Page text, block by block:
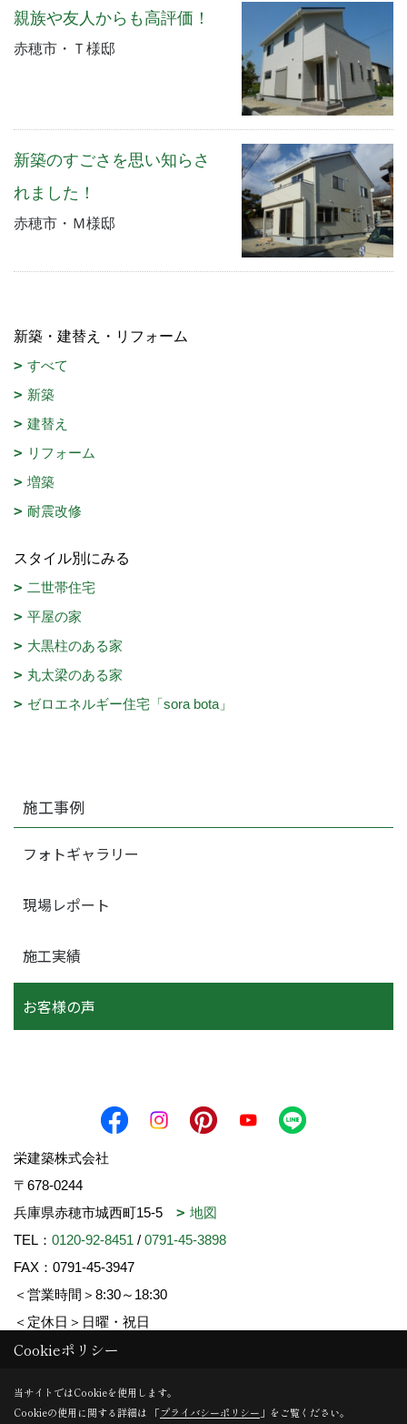
親族や友人からも高評価！
赤穂市・Ｔ様邸
新築のすごさを思い知らさ
れました！
赤穂市・Ｍ様邸
新築・建替え・リフォーム
すべて
新築
建替え
リフォーム
増築
耐震改修
スタイル別にみる
二世帯住宅
平屋の家
大黒柱のある家
丸太梁のある家
ゼロエネルギー住宅「sora bota」
施工事例
フォトギャラリー
現場レポート
施工実績
お客様の声
栄建築株式会社
〒678-0244
兵庫県赤穂市城西町15-5
地図
TEL： 0120-92-8451 / 0791-45-3898
FAX：0791-45-3947
＜営業時間＞8:30～18:30
＜定休日＞日曜・祝日
Copyright (c) SAKAE-KENCHIKU. All Rights Reserved.
Produced byゴデスクリエイト
Cookieポリシー
当サイトではCookieを使用します。
Cookieの使用に関する詳細は 「プライバシーポリシー 」をご覧ください。